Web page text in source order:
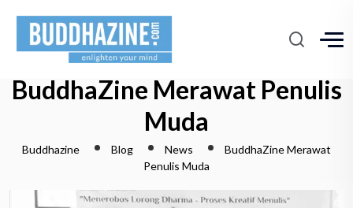
BuddhaZine Merawat Penulis
Muda
Buddhazine Blog News
BuddhaZine Merawat
Penulis Muda